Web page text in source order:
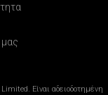
μας
Είναι αδειοδοτημένη